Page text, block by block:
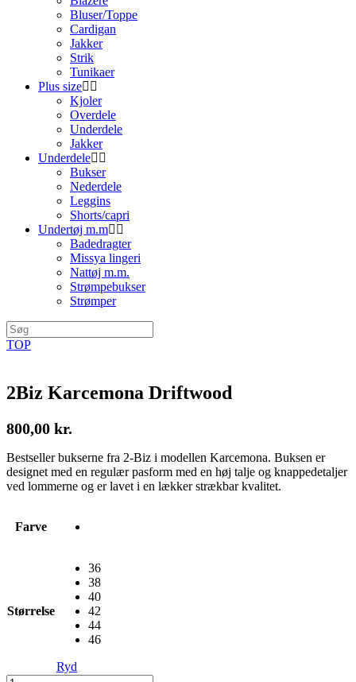
Bluser/Toppe
Cardigan
Jakker
Strik
Tunikaer
Plus size
Kjoler
Overdele
Underdele
Jakker
Underdele
Bukser
Nederdele
Leggins
Shorts/capri
Undertøj m.m
Badedragter
Missya lingeri
Nattøj m.m.
Strømpebukser
Strømper
TOP
2Biz Karcemona Driftwood
800,00 kr.
Bestseller bukserne fra 2-Biz i modellen Karcemona. Buksen er
designet med en regulær pasform med en høj talje og knappedetaljer
ved lommerne og er lavet i en lækker strækbar kvalitet.
Farve
Størrelse
36
38
40
42
44
46
Ryd